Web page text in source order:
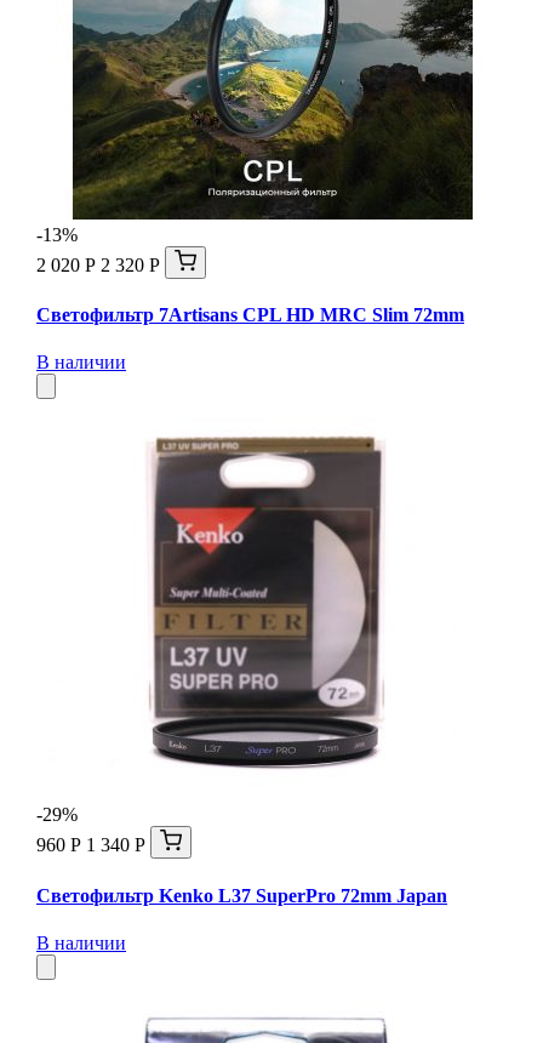
-13%
2 020 Р 2 320 Р
Светофильтр 7Artisans CPL HD MRC Slim 72mm
В наличии
-29%
960 Р 1 340 Р
Светофильтр Kenko L37 SuperPro 72mm Japan
В наличии